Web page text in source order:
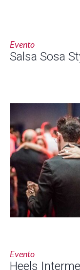
Evento
Salsa Sosa
Evento
Heels